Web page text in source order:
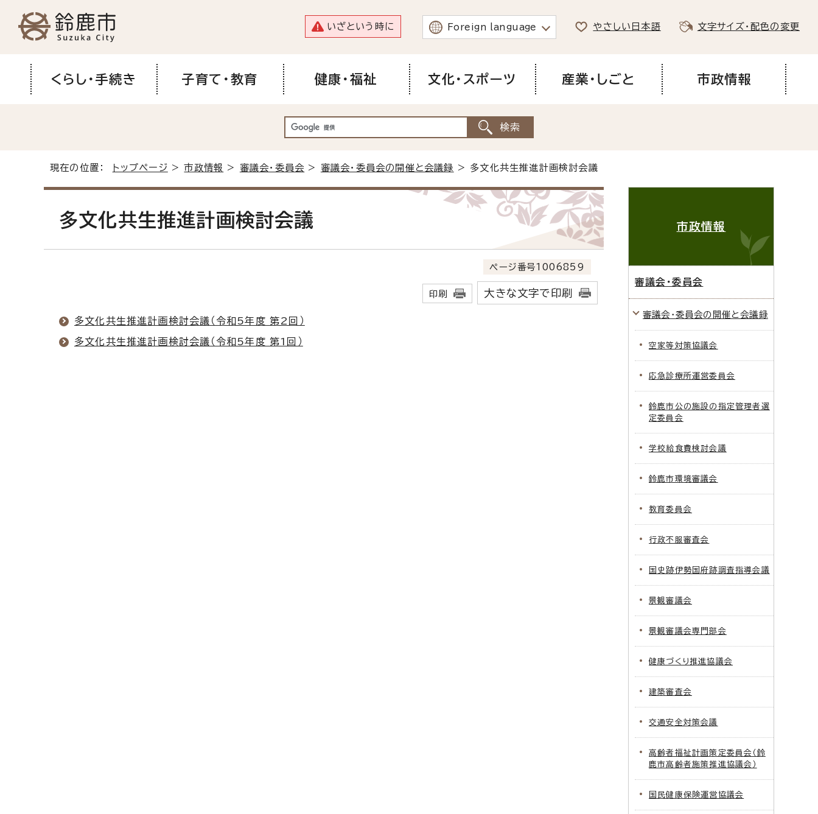
いざという時に Foreign language やさしい日本語 文字サイズ・配色の変更
くらし・手続き 子育て・教育 健康・福祉 文化・スポーツ 産業・しごと 市政情報
現在の位置： トップページ >市政情報 > 審議会・委員会 > 審議会・委員会の開催と会議録 > 多文化共生推進計画検討会議
多文化共生推進計画検討会議
ページ番号1006859
印刷 大きな文字で印刷
多文化共生推進計画検討会議（令和5年度 第2回）
多文化共生推進計画検討会議（令和5年度 第1回）
市政情報
審議会・委員会
審議会・委員会の開催と会議録
空家等対策協議会
応急診療所運営委員会
鈴鹿市公の施設の指定管理者選
定委員会
学校給食費検討会議
鈴鹿市環境審議会
教育委員会
行政不服審査会
国史跡伊勢国府跡調査指導会議
景観審議会
景観審議会専門部会
健康づくり推進協議会
建築審査会
交通安全対策会議
高齢者福祉計画策定委員会（鈴
鹿市高齢者施策推進協議会）
国民健康保険運営協議会